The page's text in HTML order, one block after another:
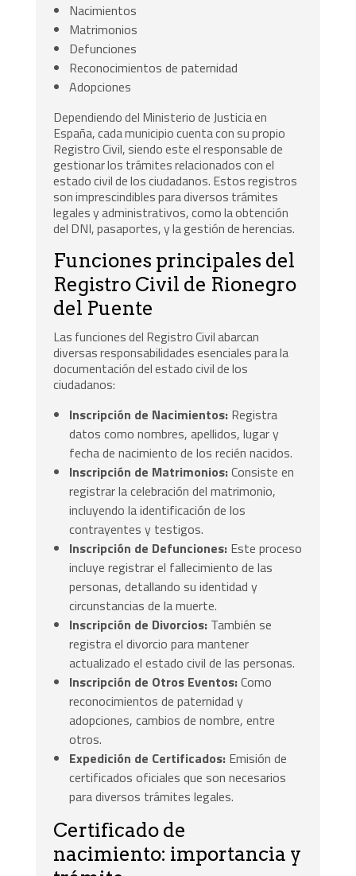
Nacimientos
Matrimonios
Defunciones
Reconocimientos de paternidad
Adopciones
Dependiendo del Ministerio de Justicia en
España, cada municipio cuenta con su propio
Registro Civil, siendo este el responsable de
gestionar los trámites relacionados con el
estado civil de los ciudadanos. Estos registros
son imprescindibles para diversos trámites
legales y administrativos, como la obtención
del DNI, pasaportes, y la gestión de herencias.
Funciones principales del
Registro Civil de Rionegro
del Puente
Las funciones del Registro Civil abarcan
diversas responsabilidades esenciales para la
documentación del estado civil de los
ciudadanos:
Inscripción de Nacimientos: Registra
datos como nombres, apellidos, lugar y
fecha de nacimiento de los recién nacidos.
Inscripción de Matrimonios:Consiste en
registrar la celebración del matrimonio,
incluyendo la identificación de los
contrayentes y testigos.
Inscripción de Defunciones: Este proceso
incluye registrar el fallecimiento de las
personas, detallando su identidad y
circunstancias de la muerte.
Inscripción de Divorcios: También se
registra el divorcio para mantener
actualizado el estado civil de las personas.
Inscripción de Otros Eventos:Como
reconocimientos de paternidad y
adopciones, cambios de nombre, entre
otros.
Expedición de Certificados: Emisión de
certificados oficiales que son necesarios
para diversos trámites legales.
Certificado de
nacimiento: importancia y